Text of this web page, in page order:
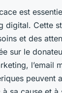
est
digital. Cette
et des
sur le
l’email
peuvent